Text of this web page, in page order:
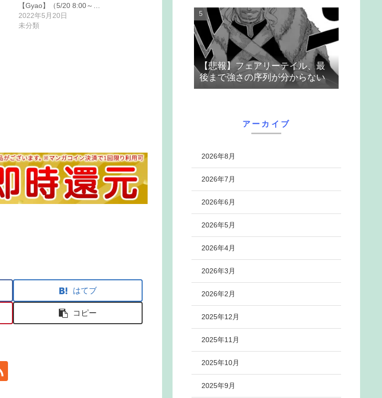
【Gyao】（5/20 8:00～…
2022年5月20日
未分類
はてブ
コピー
【悲報】フェアリーテイル、最
後まで強さの序列が分からない
アーカイブ
2026年8月
2026年7月
2026年6月
2026年5月
2026年4月
2026年3月
2026年2月
2025年12月
2025年11月
2025年10月
2025年9月